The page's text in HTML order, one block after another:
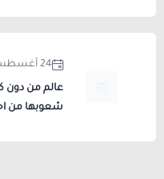
24 أغسطس 2024
عالم من دون
شعوبها من